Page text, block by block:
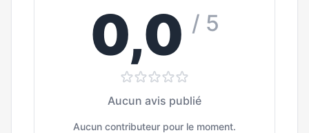
0,0 / 5
Aucun avis publié
Aucun contributeur pour le moment.